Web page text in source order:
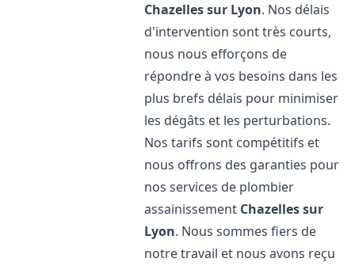
Chazelles sur Lyon. Nos délais
d'intervention sont très courts,
nous nous efforçons de
répondre à vos besoins dans les
plus brefs délais pour minimiser
les dégâts et les perturbations.
Nos tarifs sont compétitifs et
nous offrons des garanties pour
nos services de plombier
assainissement Chazelles sur
Lyon. Nous sommes fiers de
notre travail et nous avons reçu